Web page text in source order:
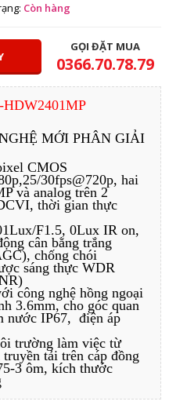
Còn hàng
GỌI ĐẶT MUA
0366.70.78.79
MỚI PHÂN GIẢI
CMOS
30fps@720p, hai
và analog trên 2
thời gian thực
F1.5, 0Lux IR on,
cân bằng trắng
chống chói
sáng thực WDR
công nghệ hồng ngoại
3.6mm, cho góc quan
nước IP67, điện áp
trường làm việc từ
tải trên cáp đồng
3 ôm, kích thước